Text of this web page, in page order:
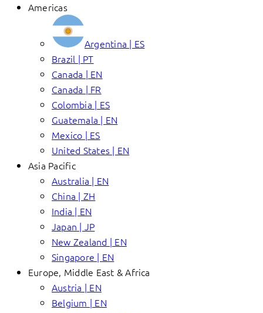
Americas
Argentina | ES
Brazil | PT
Canada | EN
Canada | FR
Colombia | ES
Guatemala | EN
Mexico | ES
United States | EN
Asia Pacific
Australia | EN
China | ZH
India | EN
Japan | JP
New Zealand | EN
Singapore | EN
Europe, Middle East & Africa
Austria | EN
Belgium | EN